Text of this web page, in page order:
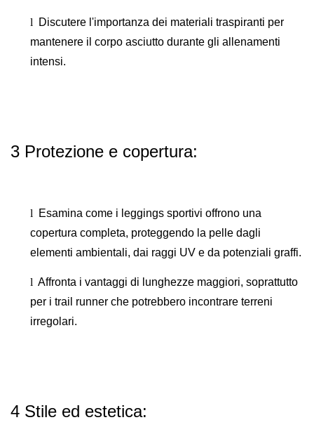
l
Discutere l'importanza dei materiali traspiranti per
mantenere il corpo asciutto durante gli allenamenti
intensi.
3 Protezione e copertura:
l
Esamina come i leggings sportivi offrono una
copertura completa, proteggendo la pelle dagli
elementi ambientali, dai raggi UV e da potenziali graffi.
l Affronta i vantaggi di lunghezze maggiori, soprattutto
per i trail runner che potrebbero incontrare terreni
irregolari.
4 Stile ed estetica: